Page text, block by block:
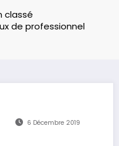
classé
de professionnel
6 Décembre 2019